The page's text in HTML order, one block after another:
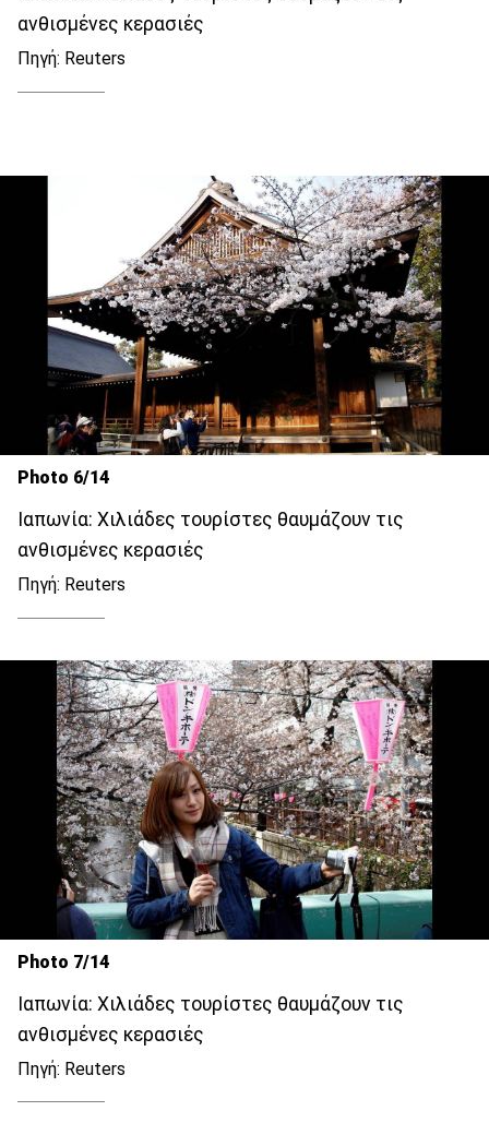
ανθισμένες κερασιές
Πηγή: Reuters
Photo 6/14
Ιαπωνία: Χιλιάδες τουρίστες θαυμάζουν τις
ανθισμένες κερασιές
Πηγή: Reuters
Photo 7/14
Ιαπωνία: Χιλιάδες τουρίστες θαυμάζουν τις
ανθισμένες κερασιές
Πηγή: Reuters